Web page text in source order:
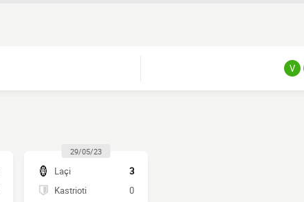
V
29/05/23
Laçi
3
Kastrioti
0